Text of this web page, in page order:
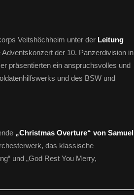
Veitshöchheim unter der Leitung
Adventskonzert der 10. Panzerdivision in
präsentierten ein anspruchsvolles und
und des BSW und
„Christmas Overture“ von Samuel
das klassische
und „God Rest You Merry,